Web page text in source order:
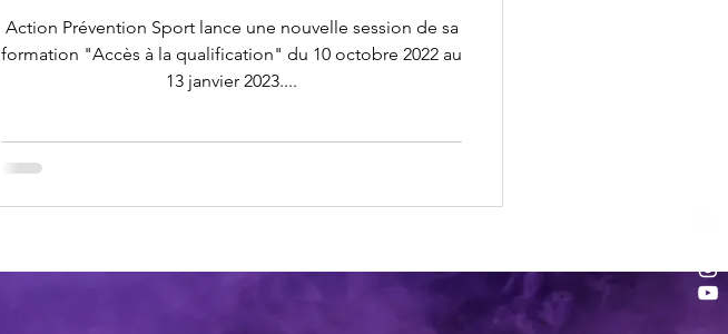
Action Prévention Sport lance une nouvelle session de sa
formation "Accès à la qualification" du 10 octobre 2022 au
13 janvier 2023....